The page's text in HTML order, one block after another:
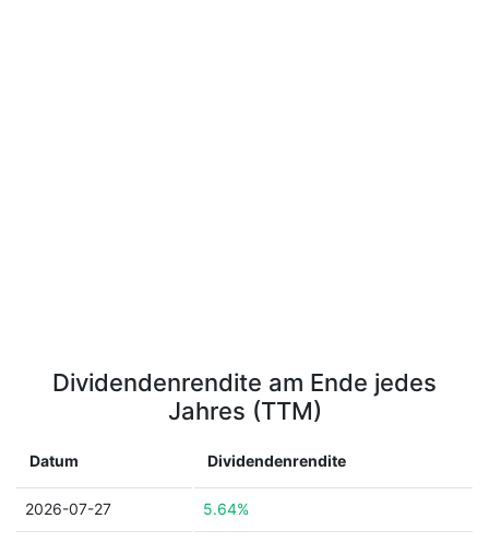
Dividendenrendite am Ende jedes
Jahres (TTM)
Datum Dividendenrendite
2026-07-27 5.64%